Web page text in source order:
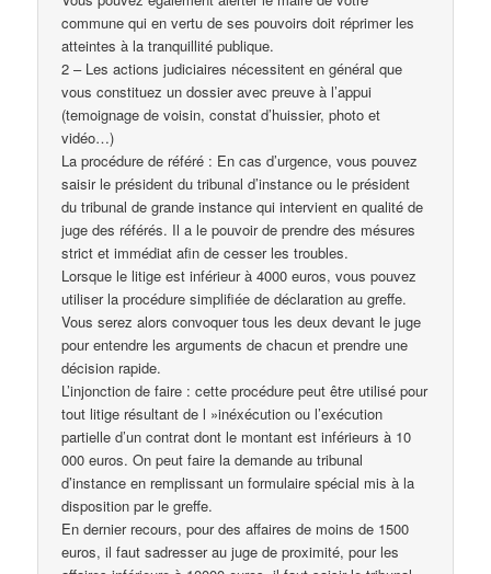
commune qui en vertu de ses pouvoirs doit réprimer les
atteintes à la tranquillité publique.
2 – Les actions judiciaires nécessitent en général que
vous constituez un dossier avec preuve à l’appui
(temoignage de voisin, constat d’huissier, photo et
vidéo…)
La procédure de référé : En cas d’urgence, vous pouvez
saisir le président du tribunal d’instance ou le président
du tribunal de grande instance qui intervient en qualité de
juge des référés. Il a le pouvoir de prendre des mésures
strict et immédiat afin de cesser les troubles.
Lorsque le litige est inférieur à 4000 euros, vous pouvez
utiliser la procédure simplifiée de déclaration au greffe.
Vous serez alors convoquer tous les deux devant le juge
pour entendre les arguments de chacun et prendre une
décision rapide.
L’injonction de faire : cette procédure peut être utilisé pour
tout litige résultant de l »inéxécution ou l’exécution
partielle d’un contrat dont le montant est inférieurs à 10
000 euros. On peut faire la demande au tribunal
d’instance en remplissant un formulaire spécial mis à la
disposition par le greffe.
En dernier recours, pour des affaires de moins de 1500
euros, il faut sadresser au juge de proximité, pour les